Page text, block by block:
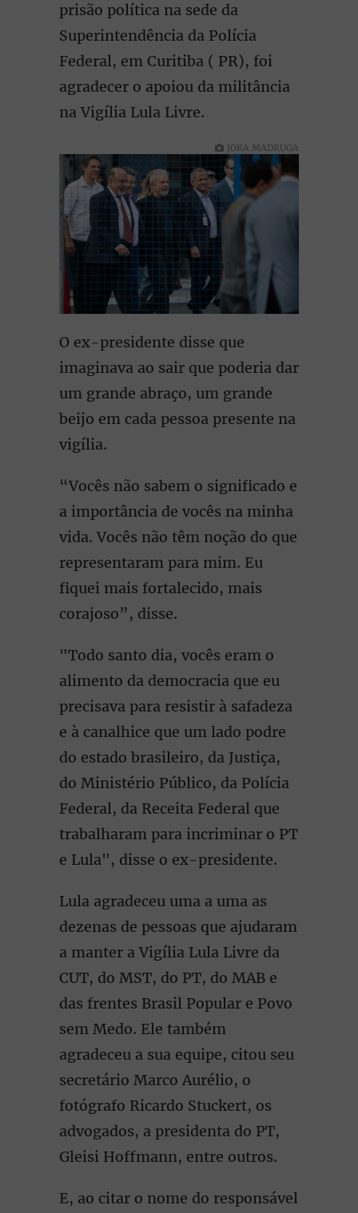
prisão política na sede da
Superintendência da Polícia
Federal, em Curitiba ( PR), foi
agradecer o apoiou da militância
na Vigília Lula Livre.
JOKA MADRUGA
O ex-presidente disse que
imaginava ao sair que poderia dar
um grande abraço, um grande
beijo em cada pessoa presente na
vigília.
“Vocês não sabem o significado e
a importância de vocês na minha
vida. Vocês não têm noção do que
representaram para mim. Eu
fiquei mais fortalecido, mais
corajoso”, disse.
"Todo santo dia, vocês eram o
alimento da democracia que eu
precisava para resistir à safadeza
e à canalhice que um lado podre
do estado brasileiro, da Justiça,
do Ministério Público, da Polícia
Federal, da Receita Federal que
trabalharam para incriminar o PT
e Lula", disse o ex-presidente.
Lula agradeceu uma a uma as
dezenas de pessoas que ajudaram
a manter a Vigília Lula Livre da
CUT, do MST, do PT, do MAB e
das frentes Brasil Popular e Povo
sem Medo. Ele também
agradeceu a sua equipe, citou seu
secretário Marco Aurélio, o
fotógrafo Ricardo Stuckert, os
advogados, a presidenta do PT,
Gleisi Hoffmann, entre outros.
E, ao citar o nome do responsável